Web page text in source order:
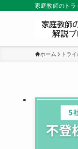
家庭教師のト
ホーム トラ